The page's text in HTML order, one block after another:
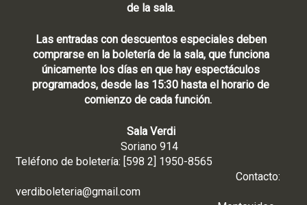
de la sala.
Las entradas con descuentos especiales deben
comprarse en la boletería de la sala, que funciona
únicamente los días en que hay espectáculos
programados, desde las 15:30 hasta el horario de
comienzo de cada función.
Sala Verdi
Soriano 914
Teléfono de boletería: [598 2] 1950-8565
Contacto:
verdiboleteria@gmail.com